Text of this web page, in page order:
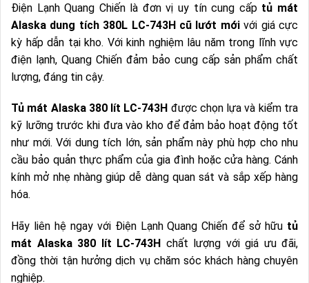
Điện Lạnh Quang Chiến là đơn vị uy tín cung cấp tủ mát
Alaska dung tích 380L LC-743H cũ lướt mớivới giá cực
kỳ hấp dẫn tại kho. Với kinh nghiệm lâu năm trong lĩnh vực
điện lạnh, Quang Chiến đảm bảo cung cấp sản phẩm chất
lượng, đáng tin cậy.
Tủ mát Alaska 380 lít LC-743H được chọn lựa và kiểm tra
kỹ lưỡng trước khi đưa vào kho để đảm bảo hoạt động tốt
như mới. Với dung tích lớn, sản phẩm này phù hợp cho nhu
cầu bảo quản thực phẩm của gia đình hoặc cửa hàng. Cánh
kính mở nhẹ nhàng giúp dễ dàng quan sát và sắp xếp hàng
hóa.
Hãy liên hệ ngay với Điện Lạnh Quang Chiến để sở hữu tủ
mát Alaska 380 lít LC-743H chất lượng với giá ưu đãi,
đồng thời tận hưởng dịch vụ chăm sóc khách hàng chuyên
nghiệp.